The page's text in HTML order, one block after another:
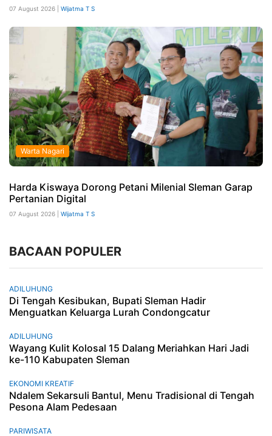
07 August 2026 | Wijatma T S
Warta Nagari
Harda Kiswaya Dorong Petani Milenial Sleman Garap
Pertanian Digital
07 August 2026 | Wijatma T S
BACAAN POPULER
ADILUHUNG
Di Tengah Kesibukan, Bupati Sleman Hadir
Menguatkan Keluarga Lurah Condongcatur
ADILUHUNG
Wayang Kulit Kolosal 15 Dalang Meriahkan Hari Jadi
ke-110 Kabupaten Sleman
EKONOMI KREATIF
Ndalem Sekarsuli Bantul, Menu Tradisional di Tengah
Pesona Alam Pedesaan
PARIWISATA